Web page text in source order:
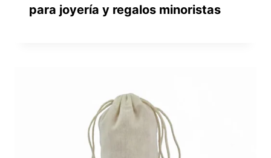
para joyería y regalos minoristas